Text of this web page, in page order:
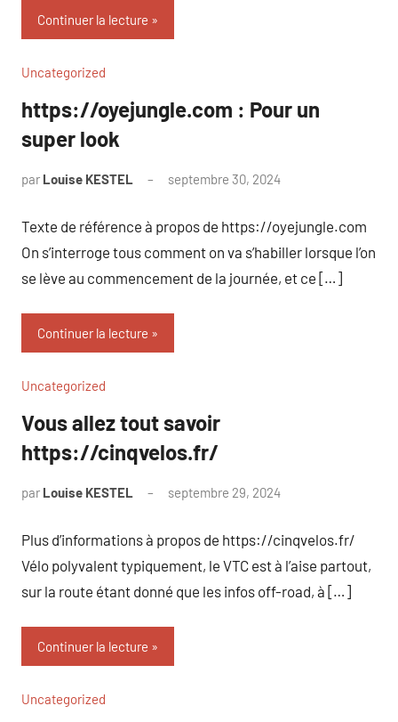
Continuer la lecture
Uncategorized
https://oyejungle.com : Pour un
super look
par Louise KESTEL septembre 30, 2024
Texte de référence à propos de https://oyejungle.com
On s’interroge tous comment on va s’habiller lorsque l’on
se lève au commencement de la journée, et ce […]
Continuer la lecture
Uncategorized
Vous allez tout savoir
https://cinqvelos.fr/
par Louise KESTEL septembre 29, 2024
Plus d’informations à propos de https://cinqvelos.fr/
Vélo polyvalent typiquement, le VTC est à l’aise partout,
sur la route étant donné que les infos off-road, à […]
Continuer la lecture
Uncategorized